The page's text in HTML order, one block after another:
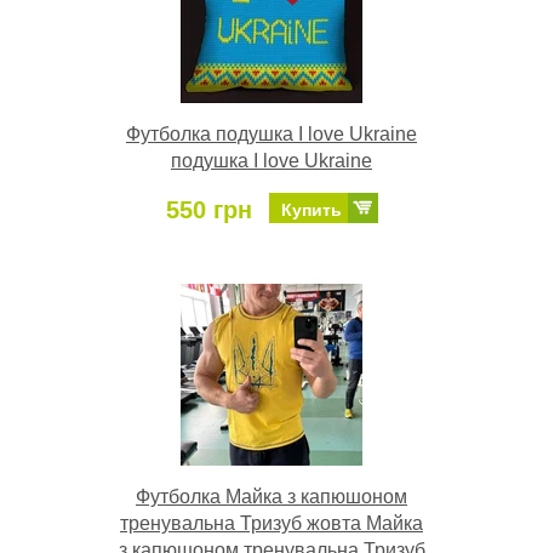
Футболка подушка I love Ukraine
подушка I love Ukraine
550 грн Купить
Футболка Майка з капюшоном
тренувальна Тризуб жовта Майка